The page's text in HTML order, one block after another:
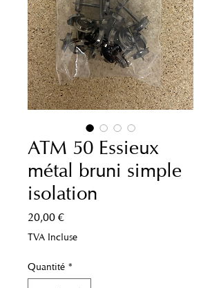
ATM 50 Essieux
métal bruni simple
isolation
20,00 €Prix
TVA Incluse
Quantité *